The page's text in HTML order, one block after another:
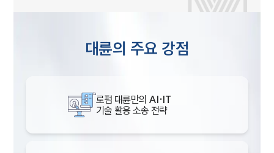
대륜의 주요 강점
로펌 대륜만의 AI·IT
기술 활용 소송 전략